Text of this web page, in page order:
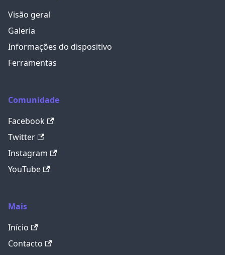
Visão geral
Galeria
Informações do dispositivo
Ferramentas
Comunidade
Facebook
Twitter
Instagram
YouTube
Mais
Início
Contacto